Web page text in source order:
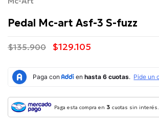
Pedal Mc-art Asf-3 S-fuzz
$135.900 $129.105
Paga esta compra en 3 cuotas sin interés.